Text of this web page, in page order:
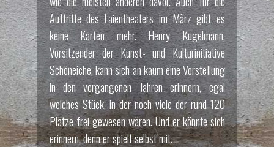
Richtfest5 5 / 8
Richtfest-1000.Besucherin 6 / 8
Auftritte des Laientheaters im März gibt es
keine Karten mehr. Henry Kugelmann,
Vorsitzender der Kunst- und Kulturinitiative
Schöneiche, kann sich an kaum eine Vorstellung
in den vergangenen Jahren erinnern, egal
welches Stück, in der noch viele der rund 120
Plätze frei gewesen wären. Und er könnte sich
erinnern, denn er spielt selbst mit.